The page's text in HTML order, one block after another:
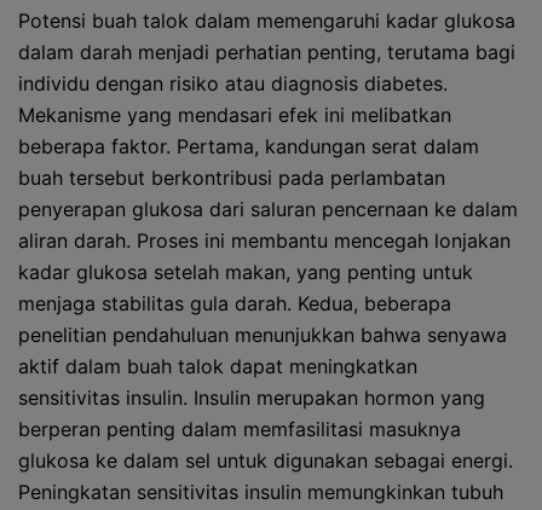
Potensi buah talok dalam memengaruhi kadar glukosa
dalam darah menjadi perhatian penting, terutama bagi
individu dengan risiko atau diagnosis diabetes.
Mekanisme yang mendasari efek ini melibatkan
beberapa faktor. Pertama, kandungan serat dalam
buah tersebut berkontribusi pada perlambatan
penyerapan glukosa dari saluran pencernaan ke dalam
aliran darah. Proses ini membantu mencegah lonjakan
kadar glukosa setelah makan, yang penting untuk
menjaga stabilitas gula darah. Kedua, beberapa
penelitian pendahuluan menunjukkan bahwa senyawa
aktif dalam buah talok dapat meningkatkan
sensitivitas insulin. Insulin merupakan hormon yang
berperan penting dalam memfasilitasi masuknya
glukosa ke dalam sel untuk digunakan sebagai energi.
Peningkatan sensitivitas insulin memungkinkan tubuh